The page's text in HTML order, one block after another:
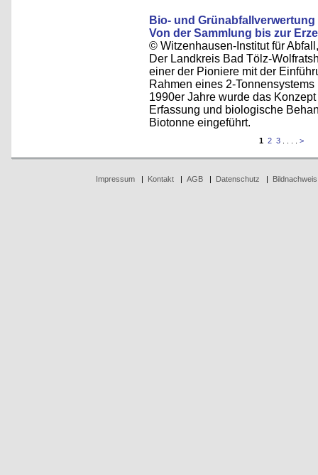
Bio- und
Von der Sammlung bis zur
© Witzenhausen-Institut für
Der Landkreis Bad Tölz-
einer der Pioniere mit der
Rahmen eines 2-
1990er Jahre wurde das
Erfassung und biologische
Biotonne eingeführt.
1 2 3 >
Impressum| Kontakt| AGB| Datenschutz | Bildnachweis